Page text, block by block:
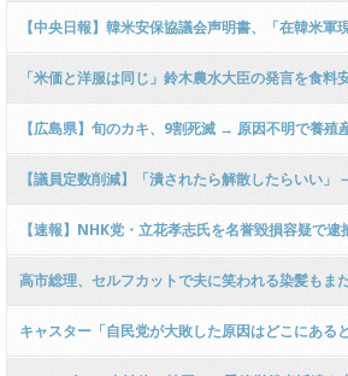
ﾄ「機密ダダ漏れ」「一般家庭カメラも流出してる
な」「スパイカメラ」
【中央日報】韓米安保協議会声明書、「在韓米軍
「韓半島非核化」が入る模様
「米価と洋服は同じ」鈴木農水大臣の発言を食料
判…「米の備蓄は国防費と同じ」
【広島県】旬のカキ、9割死滅 → 原因不明で養
社長「原因不明！激甚災害並！」 → ﾈｯﾄ「山がだ
ソーラーで森林減ったから？」
【議員定数削減】「潰されたら解散したらいい」
【速報】NHK党・立花孝志氏を名誉毀損容疑で
去した竹内英明元県議の妻らが問題追求 ………
高市総理、セルフカットで夫に笑われる染髪も
以来私用車を使えず週末外出を控え美容室行けず
キャスター「自民党が大敗した原因はどこにあ